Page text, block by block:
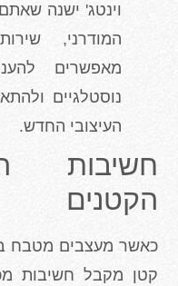
וינטג' ישנה
המודרני,
מאפשרים
נוסטלגיים
העיצובי החדש.
חשיבות
הקטנים
כאשר מעצבים מטבח
קטן מקבל חשיבות